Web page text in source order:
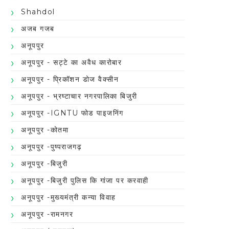
Shahdol
अजब गजब
अनूपपुर
अनूपपुर - सट्टे का अवैध कारोबार
अनूपपुर - प्रिकॉशन डोज वैक्सीन
अनूपपुर - भ्रष्टाचार नगरपालिका बिजुरी
अनूपपुर -IGNTU फोड पाइजनिंग
अनूपपुर -कोतमा
अनूपपुर -पुष्पराजगढ़
अनूपपुर -बिजुरी
अनूपपुर -बिजुरी पुलिस कि गांजा पर करवाही
अनूपपुर -मुख्यमंत्री कन्या विवाह
अनूपपुर -रामनगर